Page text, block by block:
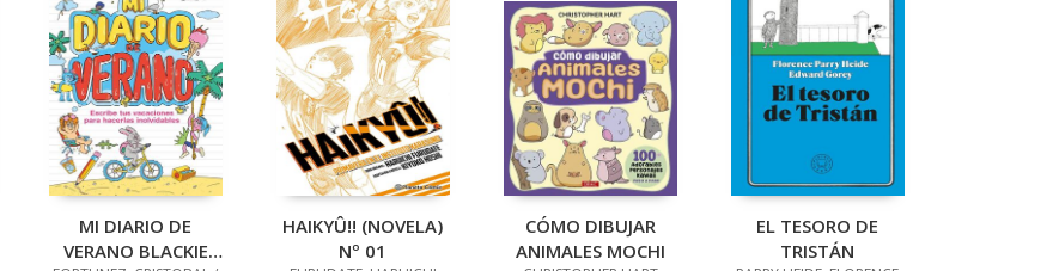
MI DIARIO DE
VERANO BLACKIE
HAIKYÛ!! (NOVELA)
Nº 01
CÓMO DIBUJAR
ANIMALES MOCHI
EL TESORO DE
TRISTÁN